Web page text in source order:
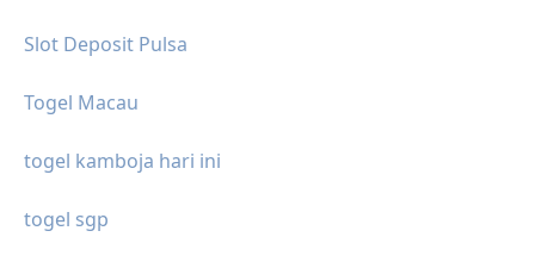
Slot Deposit Pulsa
Togel Macau
togel kamboja hari ini
togel sgp